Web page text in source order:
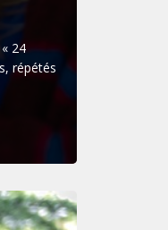
24
répétés